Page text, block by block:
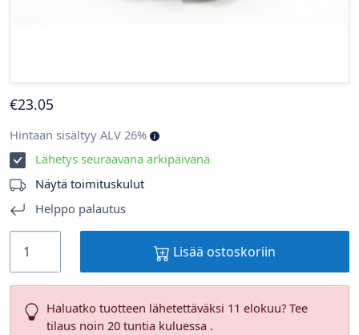
€23.05
Hintaan sisältyy ALV 26%
Lähetys seuraavana arkipäivänä
Näytä toimituskulut
Helppo palautus
Lisää ostoskoriin
Haluatko tuotteen lähetettäväksi 11 elokuu? Tee
tilaus noin 20 tuntia kuluessa .